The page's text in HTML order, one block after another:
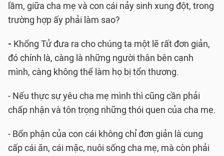
lầm, giữa cha mẹ và con cái nảy sinh xung đột, trong
trường hợp ấy phải làm sao?
- Khổng Tử đưa ra cho chúng ta một lẽ rất đơn giản,
đó chính là, càng là những người thân bên cạnh
mình, càng không thể làm họ bị tổn thương.
- Nếu thực sự yêu cha mẹ mình thì cũng cần phải
chấp nhận và tôn trọng những thói quen của cha mẹ.
- Bổn phận của con cái không chỉ đơn giản là cung
cấp cái ăn, cái mặc, nuôi sống cha mẹ, mà còn phải